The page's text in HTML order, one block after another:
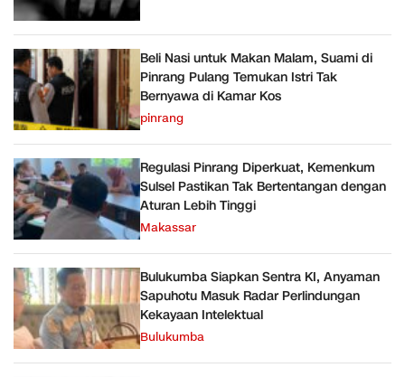
Beli Nasi untuk Makan Malam, Suami di
Pinrang Pulang Temukan Istri Tak
Bernyawa di Kamar Kos
pinrang
Regulasi Pinrang Diperkuat, Kemenkum
Sulsel Pastikan Tak Bertentangan dengan
Aturan Lebih Tinggi
Makassar
Bulukumba Siapkan Sentra KI, Anyaman
Sapuhotu Masuk Radar Perlindungan
Kekayaan Intelektual
Bulukumba